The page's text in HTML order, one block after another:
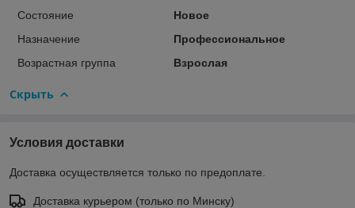
Состояние
Новое
Назначение
Профессиональное
Возрастная группа
Взрослая
Скрыть
Условия доставки
Доставка осуществляется только по предоплате.
Доставка курьером (только по Минску)